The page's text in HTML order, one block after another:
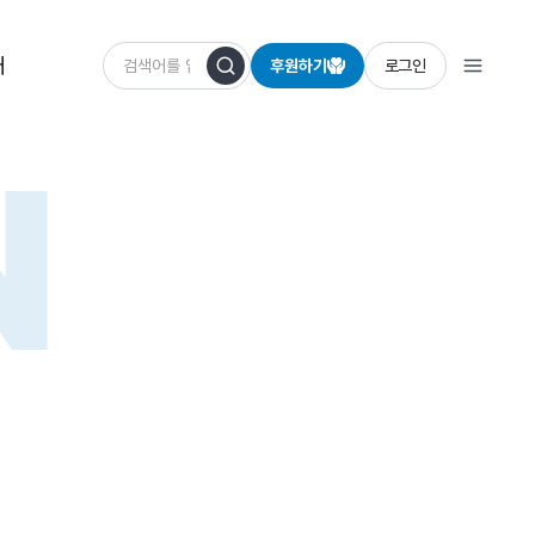
후원하기 로그인